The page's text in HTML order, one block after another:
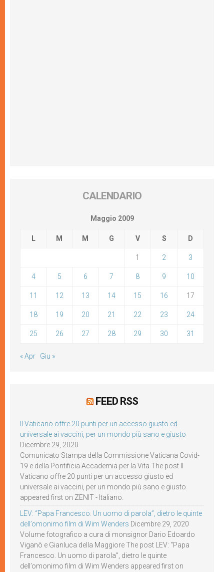
CALENDARIO
Maggio 2009
L M M G V S D
1 2 3
4 5 6 7 8 9 10
11 12 13 14 15 16 17
18 19 20 21 22 23 24
25 26 27 28 29 30 31
« Apr Giu »
FEED RSS
Il Vaticano offre 20 punti per un accesso giusto ed
universale ai vaccini, per un mondo più sano e giusto
Dicembre 29, 2020
Comunicato Stampa della Commissione Vaticana Covid-
19 e della Pontificia Accademia per la Vita The post Il
Vaticano offre 20 punti per un accesso giusto ed
universale ai vaccini, per un mondo più sano e giusto
appeared first on ZENIT - Italiano.
LEV: “Papa Francesco. Un uomo di parola”, dietro le quinte
dell’omonimo film di Wim Wenders Dicembre 29, 2020
Volume fotografico a cura di monsignor Dario Edoardo
Viganò e Gianluca della Maggiore The post LEV: “Papa
Francesco. Un uomo di parola”, dietro le quinte
dell’omonimo film di Wim Wenders appeared first on